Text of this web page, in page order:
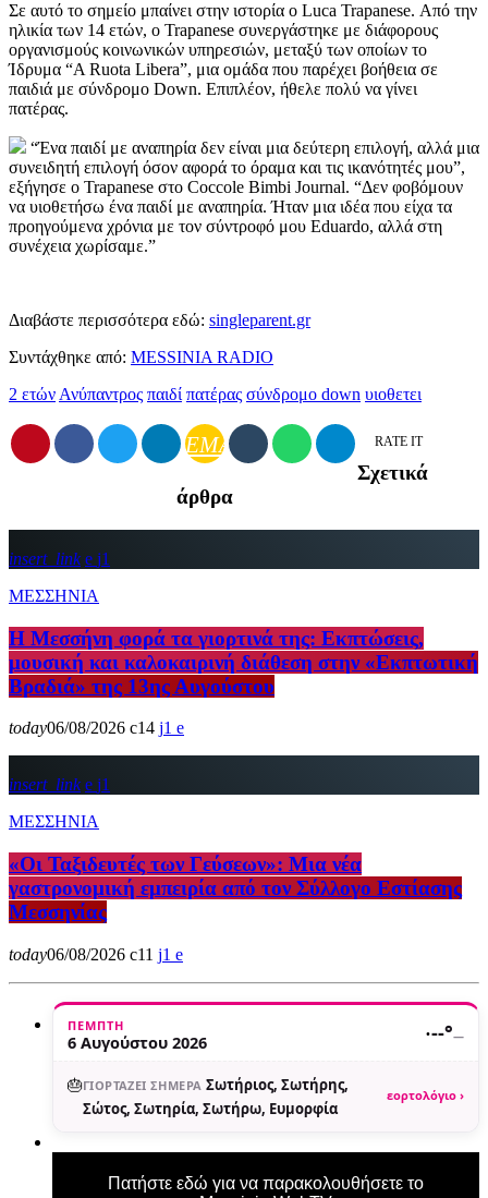
Σε αυτό το σημείο μπαίνει στην ιστορία ο Luca Trapanese. Από την
ηλικία των 14 ετών, ο Trapanese συνεργάστηκε με διάφορους
οργανισμούς κοινωνικών υπηρεσιών, μεταξύ των οποίων το
Ίδρυμα “A Ruota Libera”, μια ομάδα που παρέχει βοήθεια σε
παιδιά με σύνδρομο Down. Επιπλέον, ήθελε πολύ να γίνει
πατέρας.
“Ένα παιδί με αναπηρία δεν είναι μια δεύτερη επιλογή, αλλά μια
συνειδητή επιλογή όσον αφορά το όραμα και τις ικανότητές μου”,
εξήγησε ο Trapanese στο Coccole Bimbi Journal. “Δεν φοβόμουν
να υιοθετήσω ένα παιδί με αναπηρία. Ήταν μια ιδέα που είχα τα
προηγούμενα χρόνια με τον σύντροφό μου Eduardo, αλλά στη
συνέχεια χωρίσαμε.”
Διαβάστε περισσότερα εδώ: singleparent.gr
Συντάχθηκε από: MESSINIA RADIO
2 ετών Ανύπαντρος παιδί πατέρας σύνδρομο down υιοθετει
EMAIL RATE IT
Σχετικά
άρθρα
insert_link
1
ΜΕΣΣΗΝΙΑ
Η Μεσσήνη φορά τα γιορτινά της: Εκπτώσεις,
μουσική και καλοκαιρινή διάθεση στην «Εκπτωτική
Βραδιά» της 13ης Αυγούστου
today06/08/2026 14 1
insert_link
1
ΜΕΣΣΗΝΙΑ
«Οι Ταξιδευτές των Γεύσεων»: Μια νέα
γαστρονομική εμπειρία από τον Σύλλογο Εστίασης
Μεσσηνίας
today06/08/2026 11 1
ΠΈΜΠΤΗ
6 Αυγούστου 2026 ·--°—
🎂ΓΙΟΡΤΆΖΕΙ ΣΉΜΕΡΑ Σωτήριος, Σωτήρης,
Σώτος, Σωτηρία, Σωτήρω, Ευμορφία
εορτολόγιο ›
Πατήστε εδώ για να παρακολουθήσετε το